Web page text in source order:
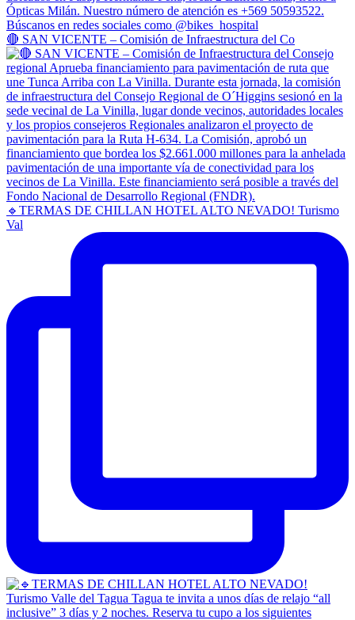
🔴 SAN VICENTE – Comisión de Infraestructura del Co
🔹TERMAS DE CHILLAN HOTEL ALTO NEVADO! Turismo
Val